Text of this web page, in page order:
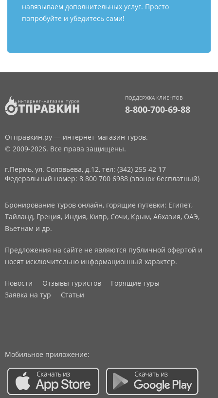
навязываем дополнительных услуг. Просто
попробуйте и убедитесь сами!
ПОДДЕРЖКА КЛИЕНТОВ
8-800-700-69-88
Отправкин.ру — интернет-магазин туров.
© 2009-2026. Все права защищены.
г.Пермь, ул. Соловьева, д.12, тел: (342) 255 42 17
Федеральный номер: 8 800 700 6988 (звонок бесплатный)
Бронирование туров онлайн, горящие путевки: Египет,
Тайланд, Греция, Индия, Кипр, Сочи, Крым, Абхазия, ОАЭ,
Вьетнам и др.
Предложения на сайте не являются публичной офертой и
носят исключительно информационный характер.
Новости Отзывы туристов
Горящие туры
Заявка на тур
Статьи
Мобильное приложение: